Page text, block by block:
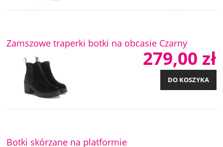
Zamszowe traperki botki na obcasie Czarny
279,00 zł
DO KOSZYKA
Botki skórzane na platformie